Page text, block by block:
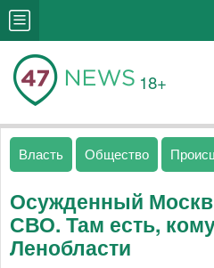
18+
Власть Общество
Осужденный
СВО. Там есть,
Ленобласти